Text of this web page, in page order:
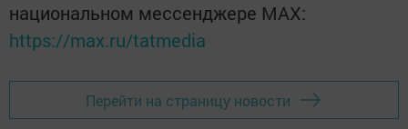
национальном мессенджере MАХ:
https://max.ru/tatmedia
Перейти на страницу новости